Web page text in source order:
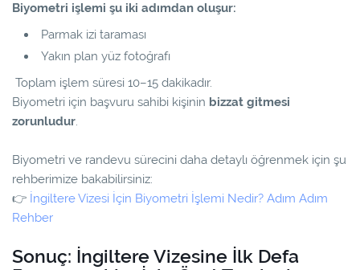
Biyometri işlemi şu iki adımdan oluşur:
Parmak izi taraması
Yakın plan yüz fotoğrafı
Toplam işlem süresi 10–15 dakikadır.
Biyometri için başvuru sahibi kişinin bizzat gitmesi
zorunludur.
Biyometri ve randevu sürecini daha detaylı öğrenmek için şu
rehberimize bakabilirsiniz:
👉 İngiltere Vizesi İçin Biyometri İşlemi Nedir? Adım Adım
Rehber
Sonuç: İngiltere Vizesine İlk Defa